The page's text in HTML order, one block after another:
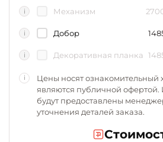
i Механизм
i Добор
i Декоративная планка
i
Цены носят ознакомительный
являются публичной офертой.
будут предоставлены
уточнения деталей заказа.